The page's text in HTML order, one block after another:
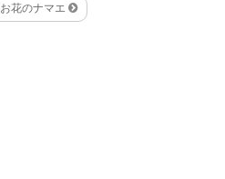
お花のナマエ